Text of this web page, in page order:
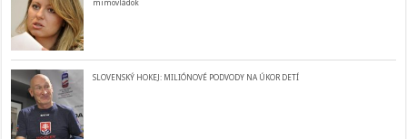
mimovládok
SLOVENSKÝ HOKEJ: MILIÓNOVÉ PODVODY NA ÚKOR DETÍ